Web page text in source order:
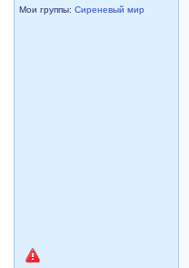
Мои группы:Сиреневый мир